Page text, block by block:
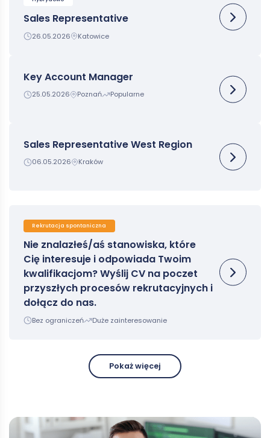
Sales Representative
26.05.2026 Katowice
Key Account Manager
25.05.2026 Poznań Popularne
Sales Representative West Region
06.05.2026 Kraków
Rekrutacja spontaniczna
Nie znalazłeś/aś stanowiska, które
Cię interesuje i odpowiada Twoim
kwalifikacjom? Wyślij CV na poczet
przyszłych procesów rekrutacyjnych i
dołącz do nas.
Bez ograniczeń Duże zainteresowanie
Pokaż więcej